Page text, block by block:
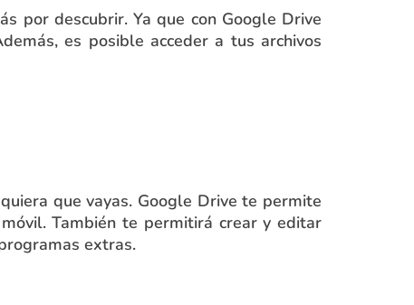
por descubrir. Ya que con Google Drive
es posible acceder a tus archivos
que vayas. Google Drive te permite
También te permitirá crear y editar
extras.